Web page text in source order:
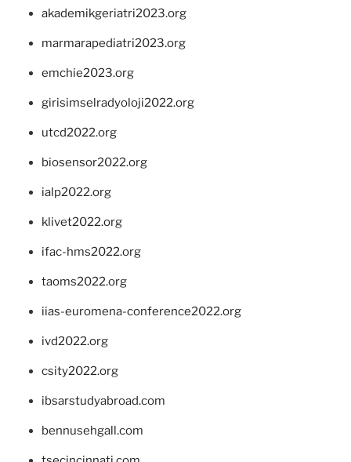
akademikgeriatri2023.org
marmarapediatri2023.org
emchie2023.org
girisimselradyoloji2022.org
utcd2022.org
biosensor2022.org
ialp2022.org
klivet2022.org
ifac-hms2022.org
taoms2022.org
iias-euromena-conference2022.org
ivd2022.org
csity2022.org
ibsarstudyabroad.com
bennusehgall.com